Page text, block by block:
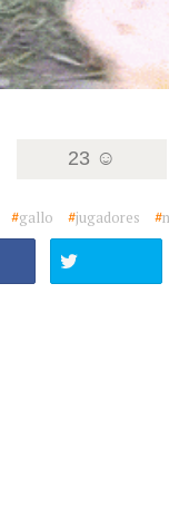
23 ☺
#gallo #jugadores #